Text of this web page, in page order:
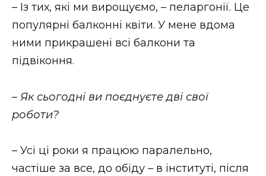
– Із тих, які ми вирощуємо, – пеларгонії. Це
популярні балконні квіти. У мене вдома
ними прикрашені всі балкони та
підвіконня.
– Як сьогодні ви поєднуєте дві свої
роботи?
– Усі ці роки я працюю паралельно,
частіше за все, до обіду – в інституті, після